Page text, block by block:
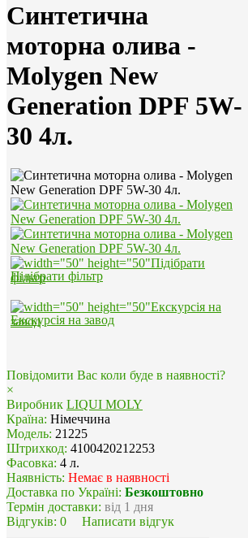
Синтетична
моторна олива -
Molygen New
Generation DPF 5W-
30 4л.
Підібрати фільтр
Екскурсія на завод
Повідомити Вас коли буде в наявності?
×
Виробник LIQUI MOLY
Країна: Німеччина
Модель: 21225
Штрихкод: 4100420212253
Фасовка: 4 л.
Наявність: Немає в наявності
Доставка по Україні: Безкоштовно
Термін доставки: від 1 дня
Відгуків: 0 Написати відгук